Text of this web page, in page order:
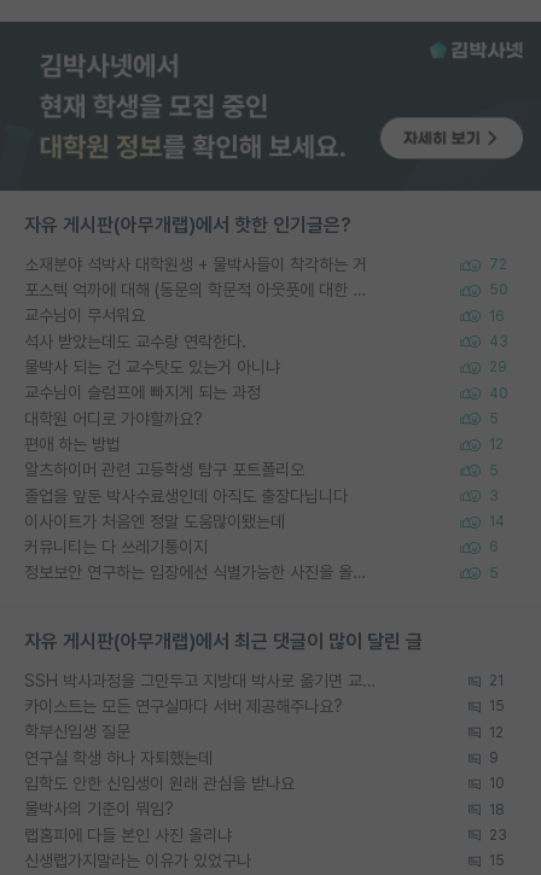
자유 게시판(아무개랩)에서 핫한 인기글은?
소재분야 석박사 대학원생 + 물박사들이 착각하는 거 72
포스텍 억까에 대해 (동문의 학문적 아웃풋에 대한 반박) 50
교수님이 무서워요 16
석사 받았는데도 교수랑 연락한다. 43
물박사 되는 건 교수탓도 있는거 아니냐 29
교수님이 슬럼프에 빠지게 되는 과정 40
대학원 어디로 가야할까요? 5
편애 하는 방법 12
알츠하이머 관련 고등학생 탐구 포트폴리오 5
졸업을 앞둔 박사수료생인데 아직도 출장다닙니다 3
이사이트가 처음엔 정말 도움많이됐는데 14
커뮤니티는 다 쓰레기통이지 6
정보보안 연구하는 입장에선 식별가능한 사진을 올리는건 비추이긴함 5
자유 게시판(아무개랩)에서 최근 댓글이 많이 달린 글
SSH 박사과정을 그만두고 지방대 박사로 옮기면 교수의 꿈은 끝일까요? 21
카이스트는 모든 연구실마다 서버 제공해주나요? 15
학부신입생 질문 12
연구실 학생 하나 자퇴했는데 9
입학도 안한 신입생이 원래 관심을 받나요 10
물박사의 기준이 뭐임? 18
랩홈피에 다들 본인 사진 올리냐 23
신생랩가지말라는 이유가 있었구나 15